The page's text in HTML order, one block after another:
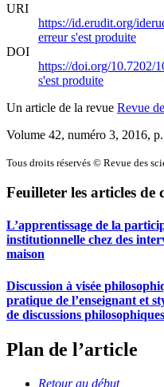
URI
https://id.erudit.org/
erreur s'est produite
DOI
https://doi.org/10.7202/
s'est produite
Un article de la revue Revue
Volume 42, numéro 3, 2016,
Tous droits réservés © Revue des
Feuilleter les articles de
L’apprentissage de la
institutionnelle chez des
maison
Discussion à visée
pratique de l’enseignant et
de discussions
Plan de l’article
Retour au début